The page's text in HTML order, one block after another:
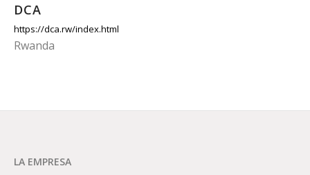
DCA
https://dca.rw/index.html
Rwanda
LA EMPRESA